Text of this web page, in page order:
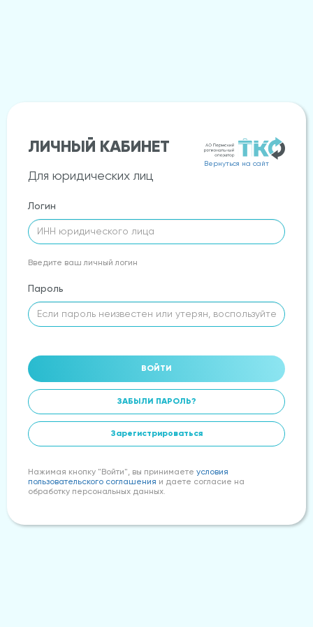
ЛИЧНЫЙ КАБИНЕТ
Вернуться на сайт
Для юридических лиц
Логин
Введите ваш личный логин
Пароль
ВОЙТИ
ЗАБЫЛИ ПАРОЛЬ?
Зарегистрироваться
Нажимая кнопку "Войти", вы принимаете условия
пользовательского соглашения и даете согласие на
обработку персональных данных.